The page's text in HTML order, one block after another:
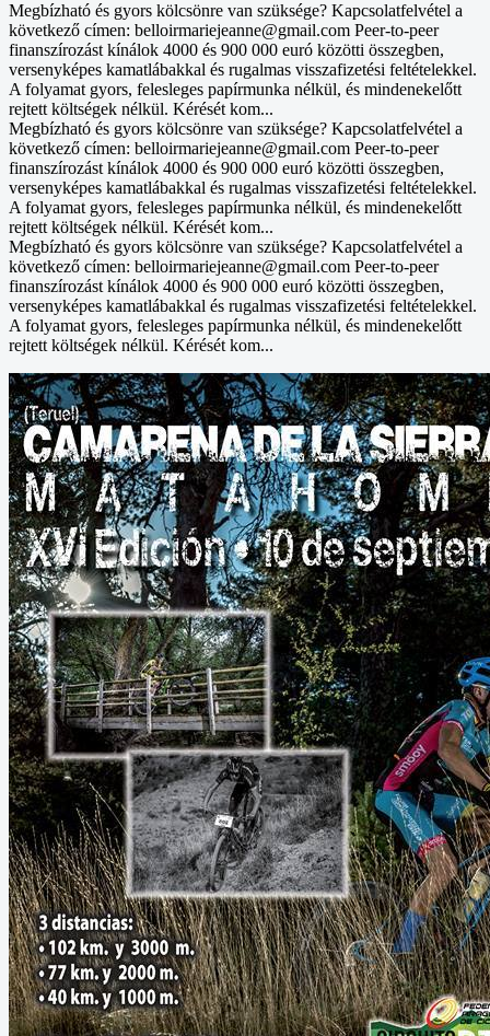
Megbízható és gyors kölcsönre van szüksége? Kapcsolatfelvétel a
következő címen: belloirmariejeanne@gmail.com Peer-to-peer
finanszírozást kínálok 4000 és 900 000 euró közötti összegben,
versenyképes kamatlábakkal és rugalmas visszafizetési feltételekkel.
A folyamat gyors, felesleges papírmunka nélkül, és mindenekelőtt
rejtett költségek nélkül. Kérését kom...
Megbízható és gyors kölcsönre van szüksége? Kapcsolatfelvétel a
következő címen: belloirmariejeanne@gmail.com Peer-to-peer
finanszírozást kínálok 4000 és 900 000 euró közötti összegben,
versenyképes kamatlábakkal és rugalmas visszafizetési feltételekkel.
A folyamat gyors, felesleges papírmunka nélkül, és mindenekelőtt
rejtett költségek nélkül. Kérését kom...
Megbízható és gyors kölcsönre van szüksége? Kapcsolatfelvétel a
következő címen: belloirmariejeanne@gmail.com Peer-to-peer
finanszírozást kínálok 4000 és 900 000 euró közötti összegben,
versenyképes kamatlábakkal és rugalmas visszafizetési feltételekkel.
A folyamat gyors, felesleges papírmunka nélkül, és mindenekelőtt
rejtett költségek nélkül. Kérését kom...